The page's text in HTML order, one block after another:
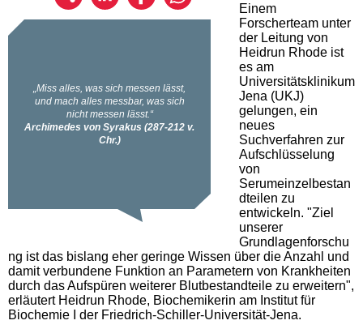
Einem
Forscherteam unter
der Leitung von
Heidrun Rhode ist
es am
Universitätsklinikum
Jena (UKJ)
gelungen, ein
neues
Suchverfahren zur
Aufschlüsselung
von
Serumeinzelbestan
dteilen zu
entwickeln. "Ziel
unserer
Grundlagenforschu
ng ist das bislang eher geringe Wissen über die Anzahl und
damit verbundene Funktion an Parametern von Krankheiten
durch das Aufspüren weiterer Blutbestandteile zu erweitern",
erläutert Heidrun Rhode, Biochemikerin am Institut für
Biochemie I der Friedrich-Schiller-Universität-Jena.